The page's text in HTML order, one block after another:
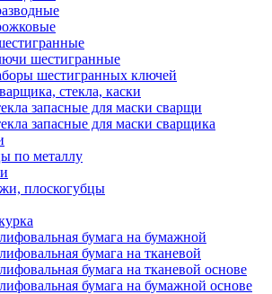
шестигранные
шестигранных ключей
стекла, каски
запасные для маски сварщи
запасные для маски сварщика
по металлу
плоскогубцы
бумага на бумажной
бумага на тканевой
бумага на тканевой основе
бумага на бумажной основе